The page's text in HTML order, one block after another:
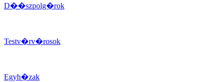
D��szpolg�rok
Testv�rv�rosok
Egyh�zak